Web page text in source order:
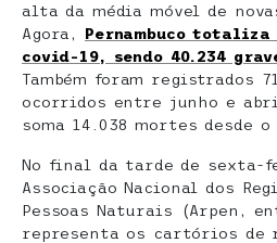
alta da média móvel de
Agora, Pernambuco totaliza
covid-19, sendo 40.234
Também foram registrados
ocorridos entre junho e
soma 14.038 mortes desde
No final da tarde de sexta-
Associação Nacional dos
Pessoas Naturais (Arpen,
representa os cartórios